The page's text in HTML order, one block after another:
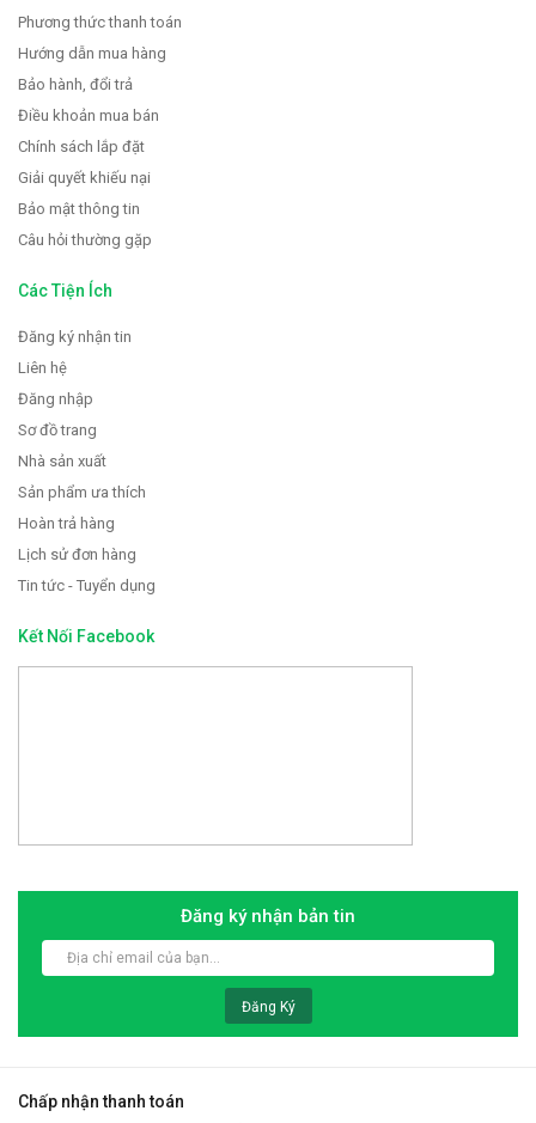
Phương thức thanh toán
Hướng dẫn mua hàng
Bảo hành, đổi trả
Điều khoản mua bán
Chính sách lắp đặt
Giải quyết khiếu nại
Bảo mật thông tin
Câu hỏi thường gặp
Các Tiện Ích
Đăng ký nhận tin
Liên hệ
Đăng nhập
Sơ đồ trang
Nhà sản xuất
Sản phẩm ưa thích
Hoàn trả hàng
Lịch sử đơn hàng
Tin tức - Tuyển dụng
Kết Nối Facebook
Đăng ký nhận bản tin
Đăng Ký
Chấp nhận thanh toán